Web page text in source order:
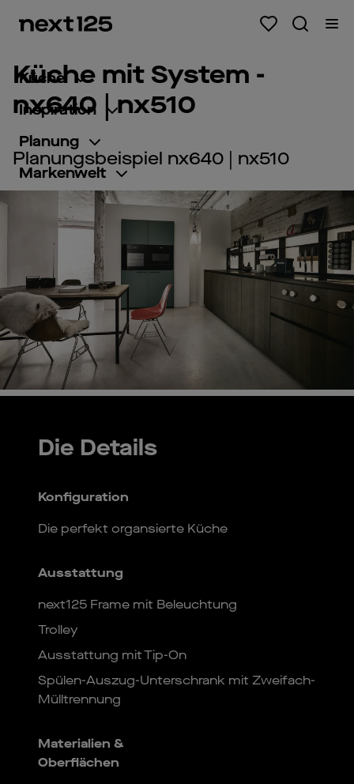
Küche
Inspiration
Planung
Markenwelt
Küche mit System -
nx640 | nx510
Planungsbeispiel nx640 | nx510
Die Details
Konfiguration
Die perfekt organsierte Küche
Ausstattung
next125 Frame mit Beleuchtung
Trolley
Ausstattung mit Tip-On
Spülen-Auszug-Unterschrank mit Zweifach-
Mülltrennung
Materialien &
Oberflächen